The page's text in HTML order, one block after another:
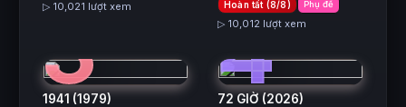
▷ 10,021 lượt xem Hoàn tất (8/8) Phụ đề
▷ 10,012 lượt xem
3
1941 (1979) 4
72 GIỜ (2026)